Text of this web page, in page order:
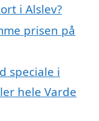
i Alslev?
prisen på
speciale i
hele Varde